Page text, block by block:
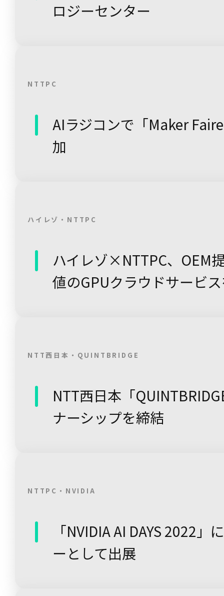
ロジーセンター
NTTPC
AIラジコンで「Maker
加
ハイレゾ・NTTPC
ハイレゾ×NTTPC、OEM
値のGPUクラウドサービ
NTT西日本・QUINTBRIDGE
NTT西日本「
ナーシップを締結
NTTPC・NVIDIA
「NVIDIA AI DAYS 2022
ーとして出展